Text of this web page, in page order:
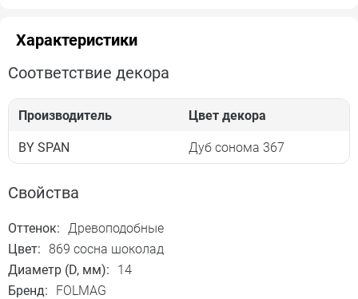
Характеристики
Соответствие декора
Производитель Цвет декора
BY SPAN Дуб сонома 367
Свойства
Оттенок: Древоподобные
Цвет: 869 сосна шоколад
Диаметр (D, мм):
14
Бренд:
FOLMAG